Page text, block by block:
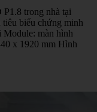
trong nhà tại
biểu chứng minh
màn hình
x 1920 mm Hình